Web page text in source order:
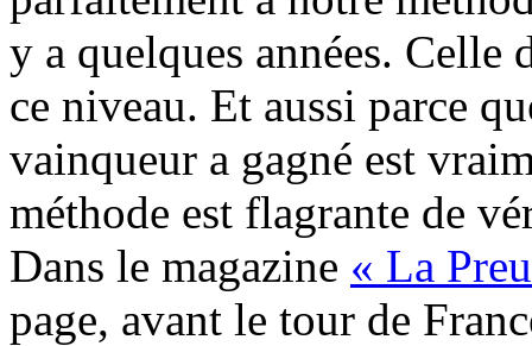
y a quelques années. Celle
ce niveau. Et aussi parce
vainqueur a gagné est
méthode est flagrante de
Dans le magazine « La
page, avant le tour de